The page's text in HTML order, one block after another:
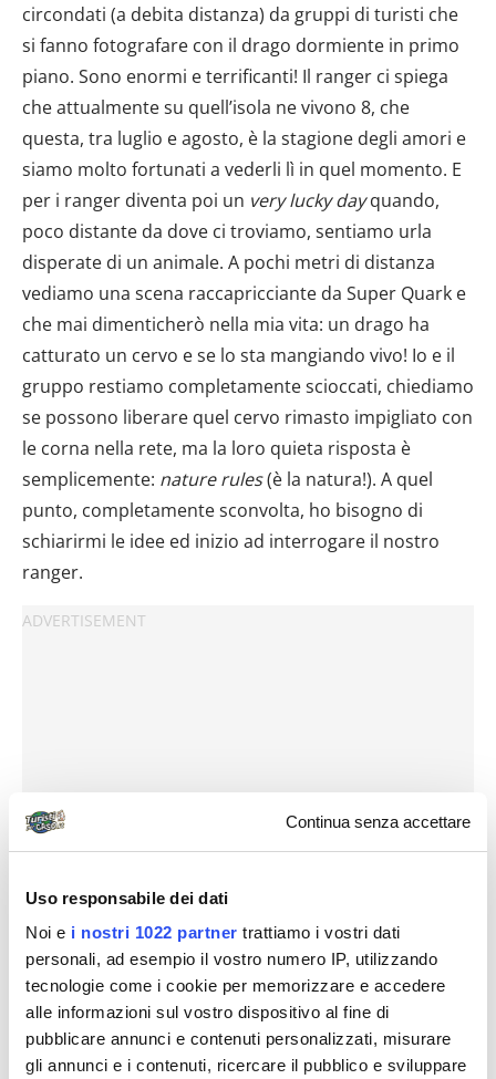
Continua senza accettare
Uso responsabile dei dati
Noi e i nostri 1022 partner trattiamo i vostri dati
personali, ad esempio il vostro numero IP, utilizzando
tecnologie come i cookie per memorizzare e accedere
alle informazioni sul vostro dispositivo al fine di
pubblicare annunci e contenuti personalizzati, misurare
gli annunci e i contenuti, ricercare il pubblico e sviluppare
circondati (a debita distanza) da gruppi di turisti che
si fanno fotografare con il drago dormiente in primo
piano. Sono enormi e terrificanti! Il ranger ci spiega
che attualmente su quell’isola ne vivono 8, che
questa, tra luglio e agosto, è la stagione degli amori e
siamo molto fortunati a vederli lì in quel momento. E
per i ranger diventa poi un very lucky dayquando,
poco distante da dove ci troviamo, sentiamo urla
disperate di un animale. A pochi metri di distanza
vediamo una scena raccapricciante da Super Quark e
che mai dimenticherò nella mia vita: un drago ha
catturato un cervo e se lo sta mangiando vivo! Io e il
gruppo restiamo completamente scioccati, chiediamo
se possono liberare quel cervo rimasto impigliato con
le corna nella rete, ma la loro quieta risposta è
semplicemente: nature rules(è la natura!). A quel
punto, completamente sconvolta, ho bisogno di
schiarirmi le idee ed inizio ad interrogare il nostro
ranger.